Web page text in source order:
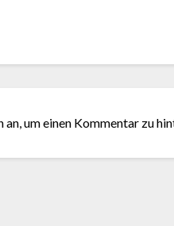
an, um einen Kommentar zu